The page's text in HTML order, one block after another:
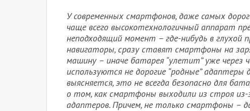
У современных смартфонов, даже самых
чаще всего высокотехнологичный аппарат
неподходящий момент – где-нибудь в глухой
навигаторы, сразу ставят смартфоны на
машину – иначе батарея “улетит” уже через
используются не дорогие “родные” адаптеры
выясняется, это не всегда безопасно для
о том, как смартфоны выходили из строя
адаптеров. Причем, не только смартфоны –